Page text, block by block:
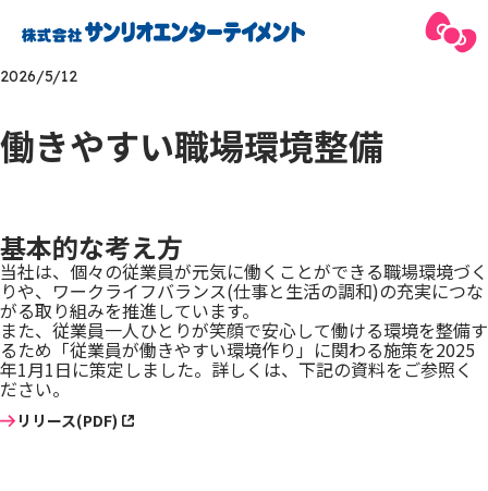
2026/5/12
働きやすい職場環境整備
基本的な考え方
当社は、個々の従業員が元気に働くことができる職場環境づく
りや、ワークライフバランス(仕事と生活の調和)の充実につな
がる取り組みを推進しています。
また、従業員一人ひとりが笑顔で安心して働ける環境を整備す
るため「従業員が働きやすい環境作り」に関わる施策を2025
年1月1日に策定しました。詳しくは、 下記の資料をご参照く
ださい。
リリース(PDF)